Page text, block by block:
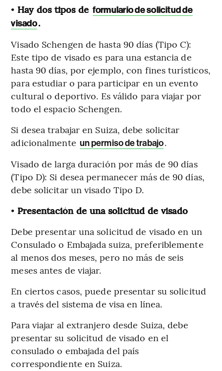
• Hay dos tipos de formulario de solicitud de
visado.
Visado Schengen de hasta 90 días (Tipo C):
Este tipo de visado es para una estancia de
hasta 90 días, por ejemplo, con fines turísticos,
para estudiar o para participar en un evento
cultural o deportivo. Es válido para viajar por
todo el espacio Schengen.
Si desea trabajar en Suiza, debe solicitar
adicionalmente un permiso de trabajo.
Visado de larga duración por más de 90 días
(Tipo D): Si desea permanecer más de 90 días,
debe solicitar un visado Tipo D.
• Presentación de una solicitud de visado
Debe presentar una solicitud de visado en un
Consulado o Embajada suiza, preferiblemente
al menos dos meses, pero no más de seis
meses antes de viajar.
En ciertos casos, puede presentar su solicitud
a través del sistema de visa en línea.
Para viajar al extranjero desde Suiza, debe
presentar su solicitud de visado en el
consulado o embajada del país
correspondiente en Suiza.